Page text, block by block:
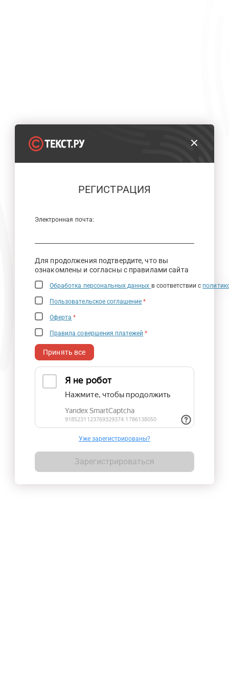
РЕГИСТРАЦИЯ
Электронная почта:
Для продолжения подтвердите, что вы
ознакомлены и согласны с правилами сайта
Обработка персональных данных в соответствии с
Пользовательское соглашение *
Оферта *
Правила совершения платежей *
Принять все
Уже зарегистрированы?
Зарегистрироваться